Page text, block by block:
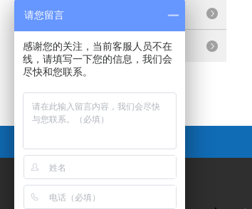
清水泵
联轴泵
请您留言
感谢您的关注，当前客服人员不在
线，请填写一下您的信息，我们会
尽快和您联系。